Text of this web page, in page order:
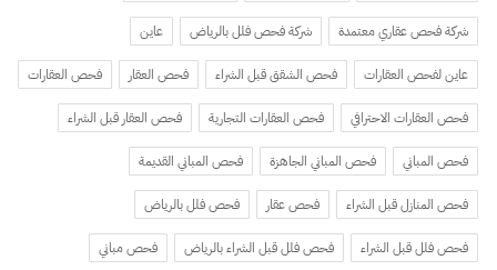
شركة فحص عقاري معتمدة شركة فحص فلل بالرياض عاين
عاين لفحص العقارات فحص الشقق قبل الشراء فحص العقار فحص العقارات
فحص العقارات الاحترافي فحص العقارات التجارية فحص العقار قبل الشراء
فحص المباني فحص المباني الجاهزة فحص المباني القديمة
فحص المنازل قبل الشراء فحص عقار فحص فلل بالرياض
فحص فلل قبل الشراء فحص فلل قبل الشراء بالرياض فحص مباني